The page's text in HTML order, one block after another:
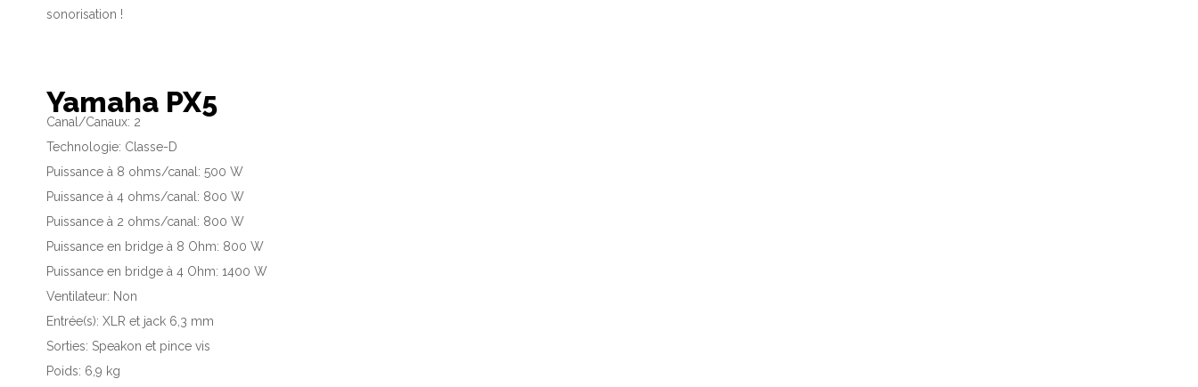
sonorisation !
Yamaha PX5
Canal/Canaux: 2
Technologie: Classe-D
Puissance à 8 ohms/canal: 500 W
Puissance à 4 ohms/canal: 800 W
Puissance à 2 ohms/canal: 800 W
Puissance en bridge à 8 Ohm: 800 W
Puissance en bridge à 4 Ohm: 1400 W
Ventilateur: Non
Entrée(s): XLR et jack 6,3 mm
Sorties: Speakon et pince vis
Poids: 6,9 kg